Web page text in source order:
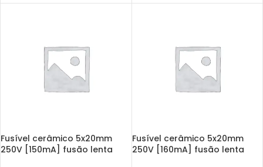
Fusível cerâmico 5x20mm
250V [150mA] fusão lenta
Fusível cerâmico 5x20mm
250V [160mA] fusão lenta